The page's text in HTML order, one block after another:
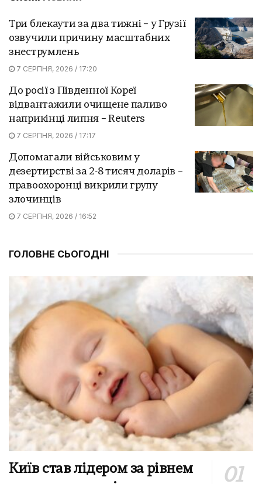
Три блекаути за два тижні – у Грузії
озвучили причину масштабних
знеструмлень
7 СЕРПНЯ, 2026 / 17:20
До росії з Південної Кореї
відвантажили очищене паливо
наприкінці липня – Reuters
7 СЕРПНЯ, 2026 / 17:17
Допомагали військовим у
дезертирстві за 2-8 тисяч доларів –
правоохоронці викрили групу
злочинців
7 СЕРПНЯ, 2026 / 16:52
ГОЛОВНЕ СЬОГОДНІ
Київ став лідером за рівнем